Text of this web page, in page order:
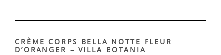
CRÈME CORPS BELLA NOTTE FLEUR
D’ORANGER – VILLA BOTANIA